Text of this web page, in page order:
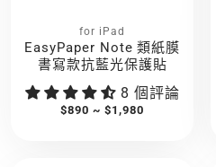
for iPad
EasyPaper Note 類紙膜
書寫款抗藍光保護貼
8 個評論
$890 ~ $1,980